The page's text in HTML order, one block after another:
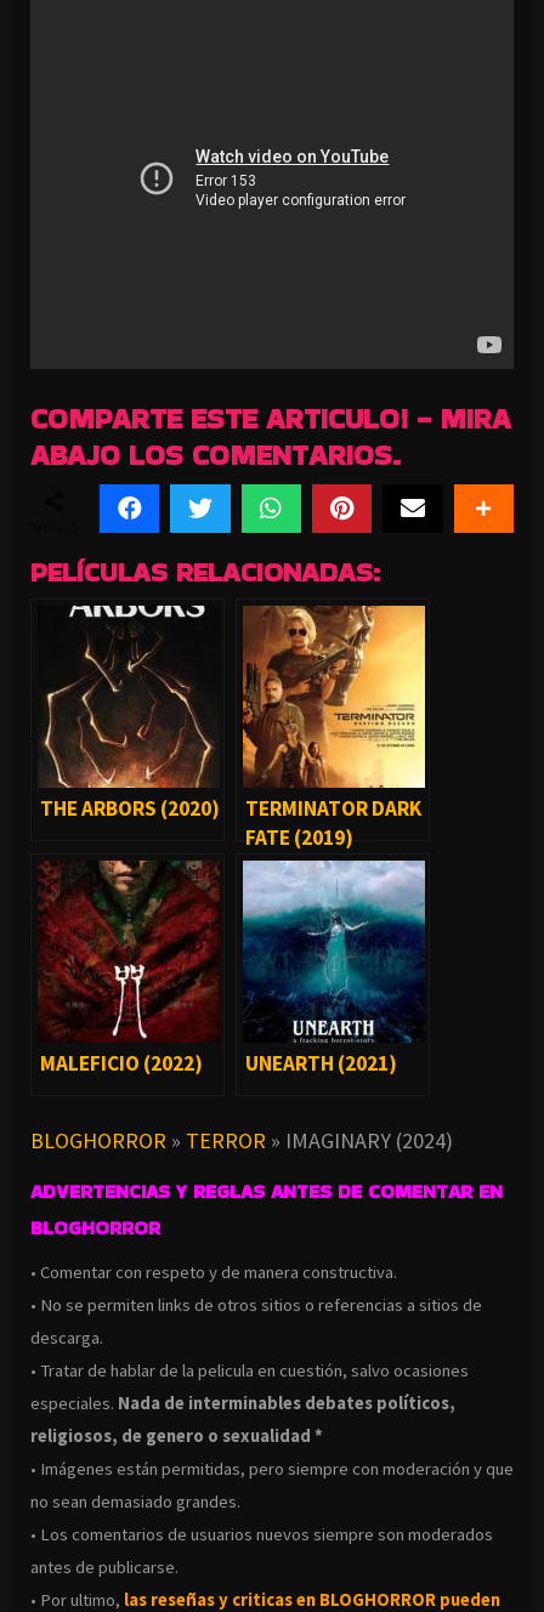
COMPARTE ESTE ARTICULO! - MIRA
ABAJO LOS COMENTARIOS.
PELÍCULAS RELACIONADAS:
THE ARBORS (2020)
TERMINATOR DARK
FATE (2019)
MALEFICIO (2022) UNEARTH (2021)
BLOGHORROR » TERROR » IMAGINARY (2024)
ADVERTENCIAS Y REGLAS ANTES DE COMENTAR EN
BLOGHORROR
• Comentar con respeto y de manera constructiva.
• No se permiten links de otros sitios o referencias a sitios de
descarga.
• Tratar de hablar de la pelicula en cuestión, salvo ocasiones
especiales. Nada de interminables debates políticos,
religiosos, de genero o sexualidad *
• Imágenes están permitidas, pero siempre con moderación y que
no sean demasiado grandes.
• Los comentarios de usuarios nuevos siempre son moderados
antes de publicarse.
• Por ultimo, las reseñas y criticas en BLOGHORROR pueden